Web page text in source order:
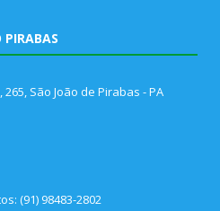
PIRABAS
São João de Pirabas - PA
(91) 98483-2802